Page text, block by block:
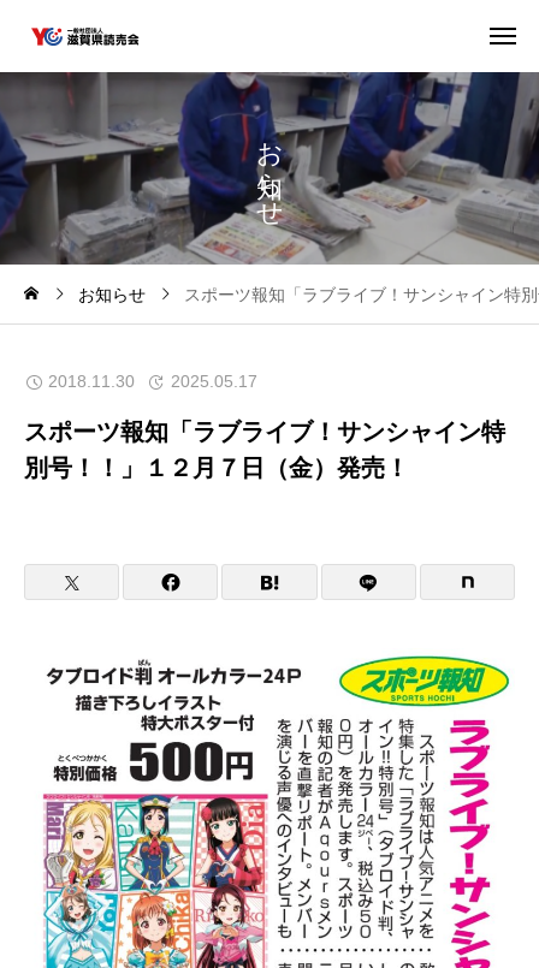
お
ら
せ
お知らせ スポーツ報知「ラブライブ！サンシャイン特
2018.11.30 2025.05.17
スポーツ報知「ラブライブ！サンシャイン特
別号！！」１２月７日（金）発売！